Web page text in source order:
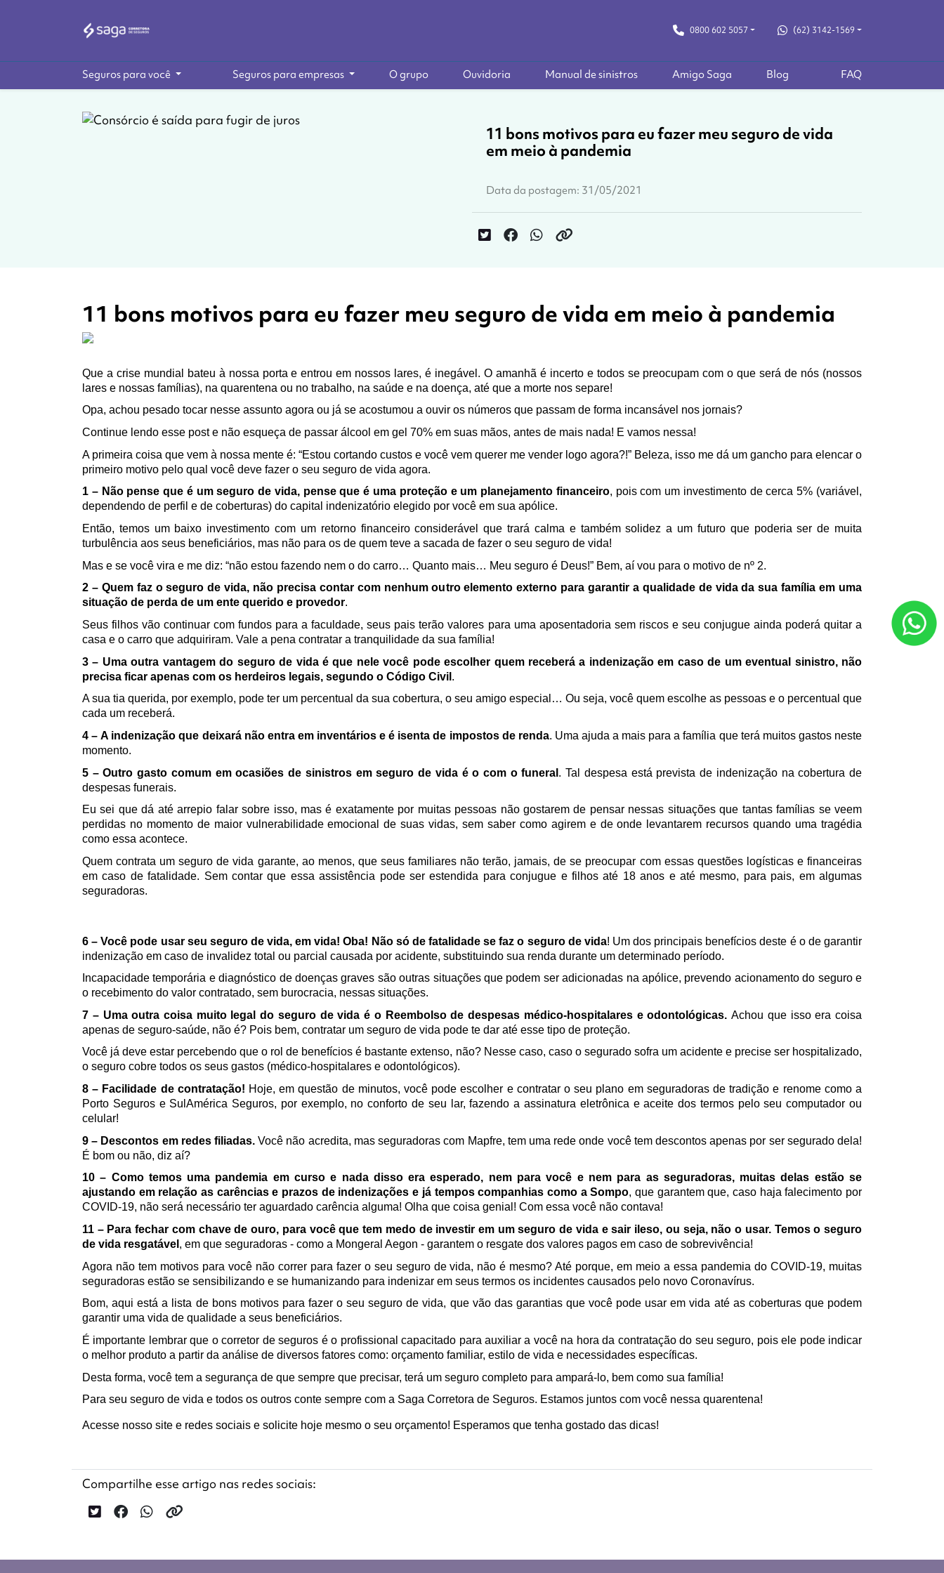
0800 602 5057 (62) 3142-1569
Seguros para você Seguros para empresas O grupo Ouvidoria Manual de sinistros Amigo Saga Blog FAQ
11 bons motivos para eu fazer meu seguro de vida
em meio à pandemia
Data da postagem: 31/05/2021
11 bons motivos para eu fazer meu seguro de vida em meio à pandemia
Que a crise mundial bateu à nossa porta e entrou em nossos lares, é inegável. O amanhã é incerto e todos se preocupam com o que será de nós (nossos
lares e nossas famílias), na quarentena ou no trabalho, na saúde e na doença, até que a morte nos separe!
Opa, achou pesado tocar nesse assunto agora ou já se acostumou a ouvir os números que passam de forma incansável nos jornais?
Continue lendo esse post e não esqueça de passar álcool em gel 70% em suas mãos, antes de mais nada! E vamos nessa!
A primeira coisa que vem à nossa mente é: “Estou cortando custos e você vem querer me vender logo agora?!” Beleza, isso me dá um gancho para elencar o
primeiro motivo pelo qual você deve fazer o seu seguro de vida agora.
1 – Não pense que é um seguro de vida, pense que é uma proteção e um planejamento financeiro, pois com um investimento de cerca 5% (variável,
dependendo de perfil e de coberturas) do capital indenizatório elegido por você em sua apólice.
Então, temos um baixo investimento com um retorno financeiro considerável que trará calma e também solidez a um futuro que poderia ser de muita
turbulência aos seus beneficiários, mas não para os de quem teve a sacada de fazer o seu seguro de vida!
Mas e se você vira e me diz: “não estou fazendo nem o do carro… Quanto mais… Meu seguro é Deus!” Bem, aí vou para o motivo de nº 2.
2 – Quem faz o seguro de vida, não precisa contar com nenhum outro elemento externo para garantir a qualidade de vida da sua família em uma
situação de perda de um ente querido e provedor.
Seus filhos vão continuar com fundos para a faculdade, seus pais terão valores para uma aposentadoria sem riscos e seu conjugue ainda poderá quitar a
casa e o carro que adquiriram. Vale a pena contratar a tranquilidade da sua família!
3 – Uma outra vantagem do seguro de vida é que nele você pode escolher quem receberá a indenização em caso de um eventual sinistro, não
precisa ficar apenas com os herdeiros legais, segundo o Código Civil .
A sua tia querida, por exemplo, pode ter um percentual da sua cobertura, o seu amigo especial… Ou seja, você quem escolhe as pessoas e o percentual que
cada um receberá.
4 – A indenização que deixará não entra em inventários e é isenta de impostos de renda. Uma ajuda a mais para a família que terá muitos gastos neste
momento.
5 – Outro gasto comum em ocasiões de sinistros em seguro de vida é o com o funeral . Tal despesa está prevista de indenização na cobertura de
despesas funerais.
Eu sei que dá até arrepio falar sobre isso, mas é exatamente por muitas pessoas não gostarem de pensar nessas situações que tantas famílias se veem
perdidas no momento de maior vulnerabilidade emocional de suas vidas, sem saber como agirem e de onde levantarem recursos quando uma tragédia
como essa acontece.
Quem contrata um seguro de vida garante, ao menos, que seus familiares não terão, jamais, de se preocupar com essas questões logísticas e financeiras
em caso de fatalidade. Sem contar que essa assistência pode ser estendida para conjugue e filhos até 18 anos e até mesmo, para pais, em algumas
seguradoras.
6 – Você pode usar seu seguro de vida, em vida! Oba! Não só de fatalidade se faz o seguro de vida! Um dos principais benefícios deste é o de garantir
indenização em caso de invalidez total ou parcial causada por acidente, substituindo sua renda durante um determinado período.
Incapacidade temporária e diagnóstico de doenças graves são outras situações que podem ser adicionadas na apólice, prevendo acionamento do seguro e
o recebimento do valor contratado, sem burocracia, nessas situações.
7 – Uma outra coisa muito legal do seguro de vida é o Reembolso de despesas médico-hospitalares e odontológicas. Achou que isso era coisa
apenas de seguro-saúde, não é? Pois bem, contratar um seguro de vida pode te dar até esse tipo de proteção.
Você já deve estar percebendo que o rol de benefícios é bastante extenso, não? Nesse caso, caso o segurado sofra um acidente e precise ser hospitalizado,
o seguro cobre todos os seus gastos (médico-hospitalares e odontológicos).
8 – Facilidade de contratação! Hoje, em questão de minutos, você pode escolher e contratar o seu plano em seguradoras de tradição e renome como a
Porto Seguros e SulAmérica Seguros, por exemplo, no conforto de seu lar, fazendo a assinatura eletrônica e aceite dos termos pelo seu computador ou
celular!
9 – Descontos em redes filiadas. Você não acredita, mas seguradoras com Mapfre, tem uma rede onde você tem descontos apenas por ser segurado dela!
É bom ou não, diz aí?
10 – Como temos uma pandemia em curso e nada disso era esperado, nem para você e nem para as seguradoras, muitas delas estão se
ajustando em relação as carências e prazos de indenizações e já tempos companhias como a Sompo, que garantem que, caso haja falecimento por
COVID-19, não será necessário ter aguardado carência alguma! Olha que coisa genial! Com essa você não contava!
11 – Para fechar com chave de ouro, para você que tem medo de investir em um seguro de vida e sair ileso, ou seja, não o usar. Temos o seguro
de vida resgatável , em que seguradoras - como a Mongeral Aegon - garantem o resgate dos valores pagos em caso de sobrevivência!
Agora não tem motivos para você não correr para fazer o seu seguro de vida, não é mesmo? Até porque, em meio a essa pandemia do COVID-19, muitas
seguradoras estão se sensibilizando e se humanizando para indenizar em seus termos os incidentes causados pelo novo Coronavírus.
Bom, aqui está a lista de bons motivos para fazer o seu seguro de vida, que vão das garantias que você pode usar em vida até as coberturas que podem
garantir uma vida de qualidade a seus beneficiários.
É importante lembrar que o corretor de seguros é o profissional capacitado para auxiliar a você na hora da contratação do seu seguro, pois ele pode indicar
o melhor produto a partir da análise de diversos fatores como: orçamento familiar, estilo de vida e necessidades específicas.
Desta forma, você tem a segurança de que sempre que precisar, terá um seguro completo para ampará-lo, bem como sua família!
Para seu seguro de vida e todos os outros conte sempre com a Saga Corretora de Seguros. Estamos juntos com você nessa quarentena!
Acesse nosso site e redes sociais e solicite hoje mesmo o seu orçamento! Esperamos que tenha gostado das dicas!
Compartilhe esse artigo nas redes sociais: